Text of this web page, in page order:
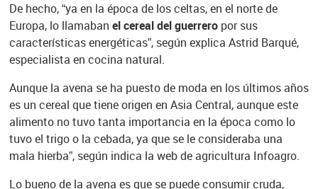
De hecho, “ya en la época de los celtas, en el norte de
Europa, lo llamaban el cereal del guerreropor sus
características energéticas”, según explica Astrid Barqué,
especialista en cocina natural.
Aunque la avena se ha puesto de moda en los últimos años
es un cereal que tiene origen en Asia Central, aunque este
alimento no tuvo tanta importancia en la época como lo
tuvo el trigo o la cebada, ya que se le consideraba una
mala hierba”, según indica la web de agricultura Infoagro.
Lo bueno de la avena es que se puede consumir cruda,